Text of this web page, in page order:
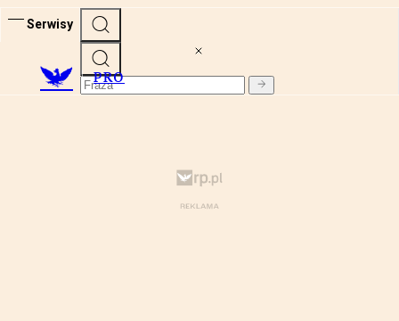
Serwisy
PRO